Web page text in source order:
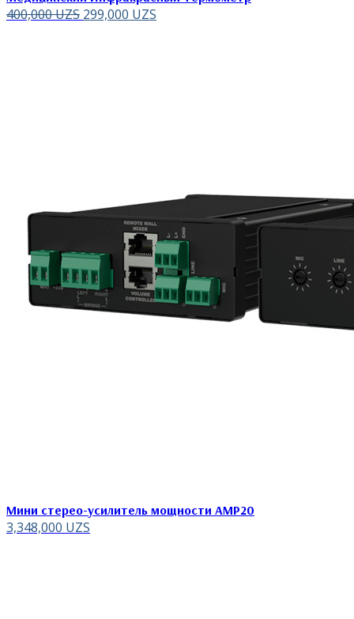
400,000UZS 299,000 UZS
Мини стерео-усилитель мощности AMP20
3,348,000 UZS